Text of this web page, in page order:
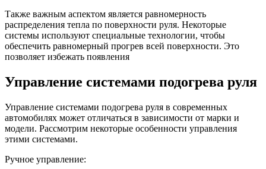
Также важным аспектом является равномерность
распределения тепла по поверхности руля. Некоторые
системы используют специальные технологии, чтобы
обеспечить равномерный прогрев всей поверхности. Это
позволяет избежать появления
Управление системами подогрева руля
Управление системами подогрева руля в современных
автомобилях может отличаться в зависимости от марки и
модели. Рассмотрим некоторые особенности управления
этими системами.
Ручное управление: